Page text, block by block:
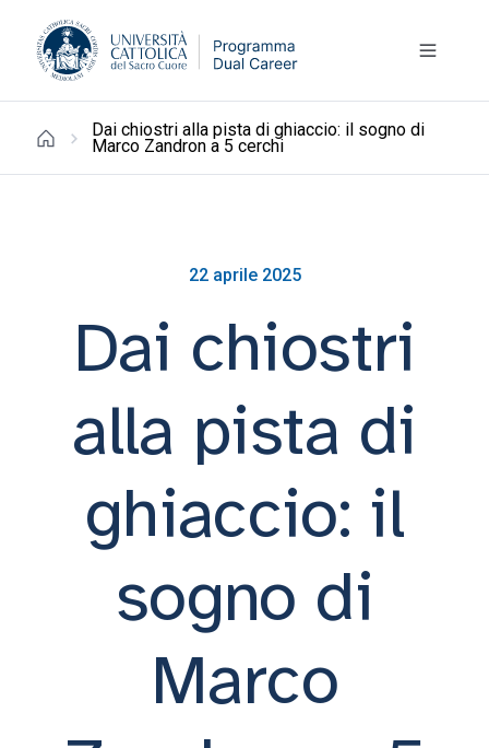
Dai chiostri alla pista di ghiaccio: il sogno di
Marco Zandron a 5 cerchi
22 aprile 2025
Dai chiostri
alla pista di
ghiaccio: il
sogno di
Marco